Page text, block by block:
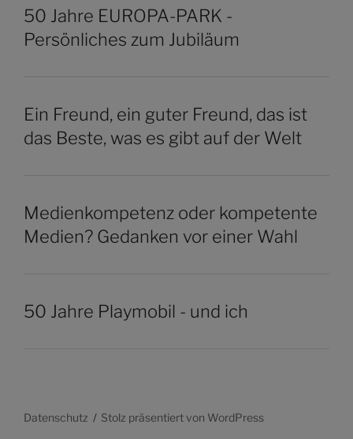
50 Jahre EUROPA-PARK -
Persönliches zum Jubiläum
Ein Freund, ein guter Freund, das ist
das Beste, was es gibt auf der Welt
Medienkompetenz oder kompetente
Medien? Gedanken vor einer Wahl
50 Jahre Playmobil - und ich
Datenschutz Stolz präsentiert von WordPress